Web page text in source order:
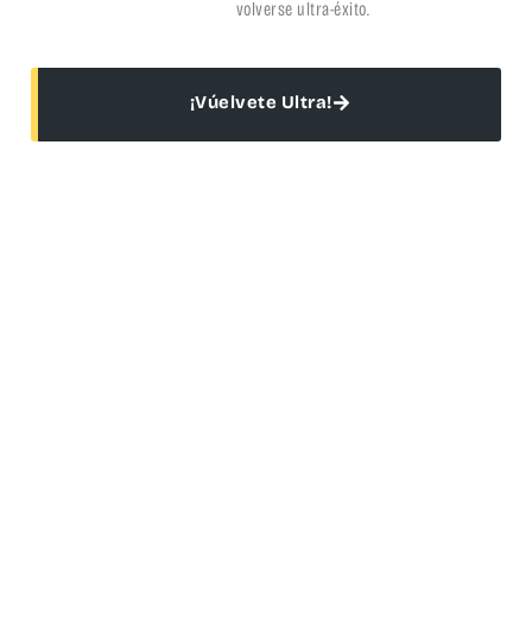
volverse ultra-éxito.
¡Vúelvete Ultra!